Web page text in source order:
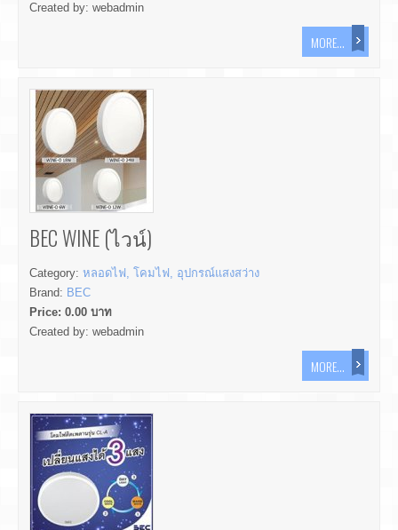
Created by: webadmin
MORE...
BEC WINE (ไวน์)
Category: หลอดไฟ, โคมไฟ, อุปกรณ์แสงสว่าง
Brand: BEC
Price: 0.00 บาท
Created by: webadmin
MORE...